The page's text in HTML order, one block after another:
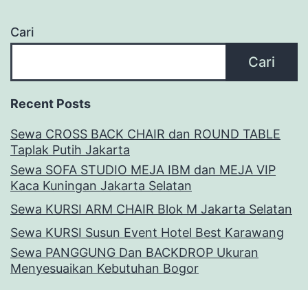
Cari
Cari
Recent Posts
Sewa CROSS BACK CHAIR dan ROUND TABLE
Taplak Putih Jakarta
Sewa SOFA STUDIO MEJA IBM dan MEJA VIP
Kaca Kuningan Jakarta Selatan
Sewa KURSI ARM CHAIR Blok M Jakarta Selatan
Sewa KURSI Susun Event Hotel Best Karawang
Sewa PANGGUNG Dan BACKDROP Ukuran
Menyesuaikan Kebutuhan Bogor